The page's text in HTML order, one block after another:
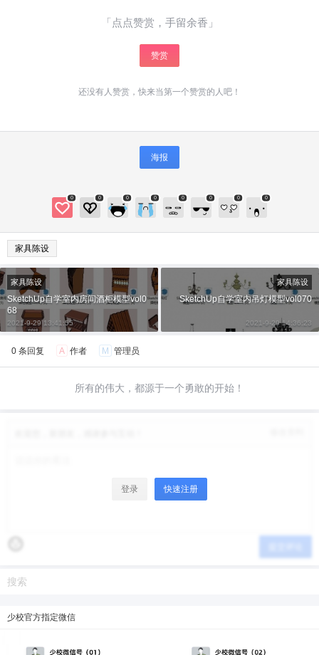
「点点赞赏，手留余香」
赞赏
还没有人赞赏，快来当第一个赞赏的人吧！
海报
0 0 0 0 0 0 0 0
家具陈设
5
20 元 50 自定义
立刻支付
¥
微信支付
家具陈设
SketchUp自学室内房间酒柜模型vol0
68
2021-9-29 13:41:55
家具陈设
SketchUp自学室内吊灯模型vol070
2021-9-29 14:36:23
0 条回复 A 作者 M 管理员
所有的伟大，都源于一个勇敢的开始！
登录 快速注册
少校官方指定微信
您没有权限发布内容，请购买会员或者提升权
6位以上